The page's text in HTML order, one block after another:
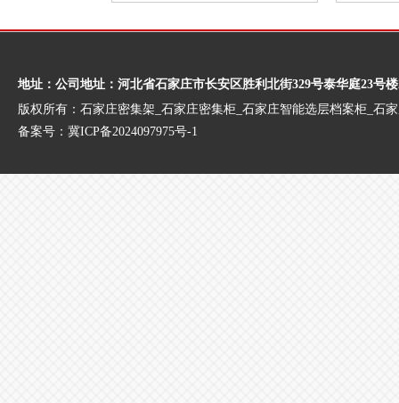
地址：公司地址：河北省石家庄市长安区胜利北街329号泰华庭23号
版权所有：石家庄密集架_石家庄密集柜_石家庄智能选层档案柜_石
备案号： 冀ICP备2024097975号-1